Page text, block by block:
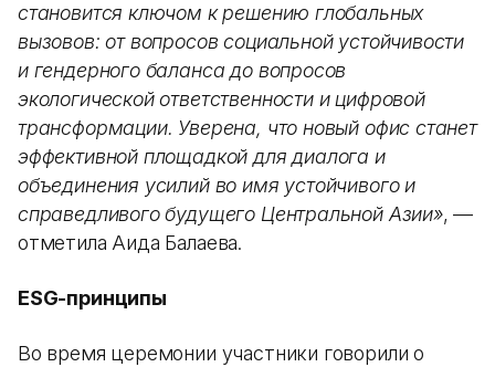
становится ключом к решению глобальных
вызовов: от вопросов социальной устойчивости
и гендерного баланса до вопросов
экологической ответственности и цифровой
трансформации. Уверена, что новый офис станет
эффективной площадкой для диалога и
объединения усилий во имя устойчивого и
справедливого будущего Центральной Азии», —
отметила Аида Балаева.
ESG-принципы
Во время церемонии участники говорили о